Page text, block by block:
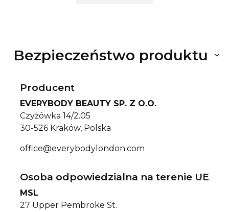
Bezpieczeństwo produktu
Producent
EVERYBODY BEAUTY SP. Z O.O.
Czyżówka 14/2.05
30-526 Kraków, Polska
office@everybodylondon.com
Osoba odpowiedzialna na terenie UE
MSL
27 Upper Pembroke St.